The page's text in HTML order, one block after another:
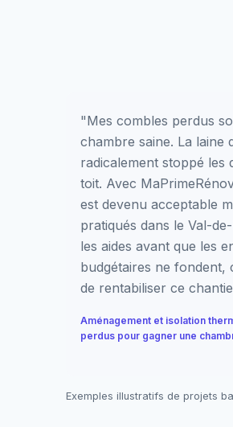
"Mes combles perdus
chambre saine. La laine
radicalement stoppé les
toit. Avec
est devenu acceptable
pratiqués dans le Val-
les aides avant que les
budgétaires ne fondent,
de rentabiliser ce
Aménagement et isolation
perdus pour gagner une
Exemples illustratifs de projets